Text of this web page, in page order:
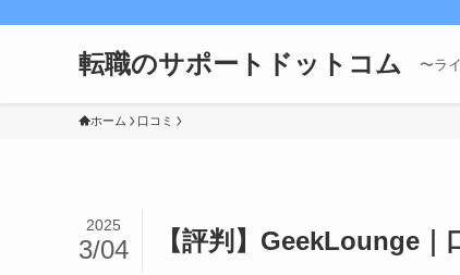
転職のサポートドットコム 〜ラ
ホーム 口コミ
【評判】GeekLounge
2025
3/04